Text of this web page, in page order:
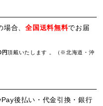
場合、全国送料無料でお届
円頂戴いたします 。（※北海道・沖
後払い・代金引換・銀行